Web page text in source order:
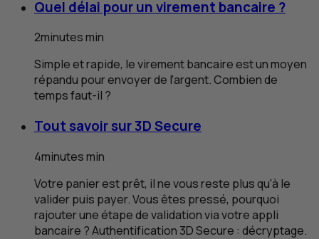
Quel délai pour un virement bancaire ?
2minutesmin
Simple et rapide, le virement bancaire est un moyen
répandu pour envoyer de l’argent. Combien de
temps faut-il ?
Tout savoir sur 3DSecure
4minutesmin
Votre panier est prêt, il ne vous reste plus qu'à le
valider puis payer. Vous êtes pressé, pourquoi
rajouter une étape de validation via votre appli
bancaire ? Authentification 3DSecure : décryptage.